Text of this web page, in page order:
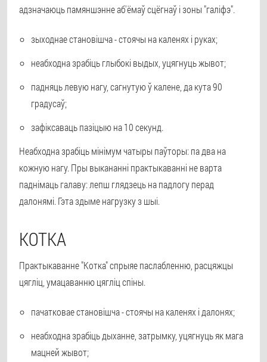
адзначаюць памяншэнне аб'ёмаў сцёгнаў і зоны "галіфэ".
зыходнае становішча - стоячы на каленях і руках;
неабходна зрабіць глыбокі выдых, уцягнуць жывот;
падняць левую нагу, сагнутую ў калене, да кута 90
градусаў;
зафіксаваць пазіцыю на 10 секунд.
Неабходна зрабіць мінімум чатыры паўторы: па два на
кожную нагу. Пры выкананні практыкаванні не варта
паднімаць галаву: лепш глядзець на падлогу перад
далонямі. Гэта здыме нагрузку з шыі.
КОТКА
Практыкаванне "Котка" спрыяе паслабленню, расцяжцы
цягліц, умацаванню цягліц спіны.
пачатковае становішча - стоячы на каленях і далонях;
неабходна зрабіць дыханне, затрымку, уцягнуць як мага
мацней жывот;